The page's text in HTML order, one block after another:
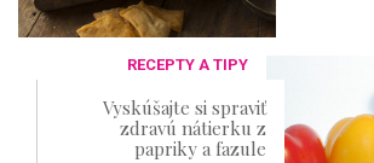
RECEPTY A TIPY
Vyskúšajte si spraviť
zdravú nátierku z
papriky a fazule